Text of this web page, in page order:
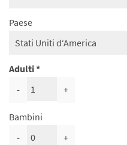
Paese
Adulti
-
+
Bambini
-
+